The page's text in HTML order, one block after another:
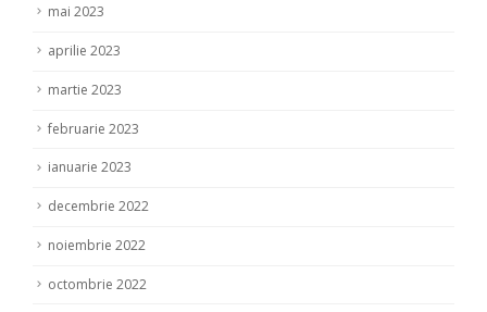
mai 2023
aprilie 2023
martie 2023
februarie 2023
ianuarie 2023
decembrie 2022
noiembrie 2022
octombrie 2022